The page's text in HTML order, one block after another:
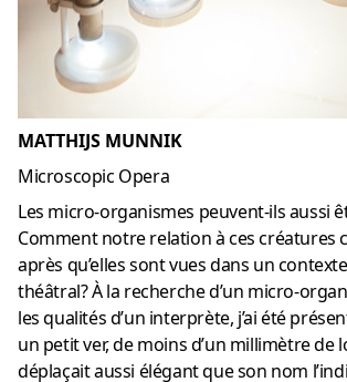
MATTHIJS MUNNIK
Microscopic Opera
Les micro-organismes peuvent-ils aussi
Comment notre relation à ces créatures
après qu’elles sont vues dans un
théâtral? À la recherche d’un micro-
les qualités d’un interprète, j’ai été
un petit ver, de moins d’un millimètre de
déplaçait aussi élégant que son nom